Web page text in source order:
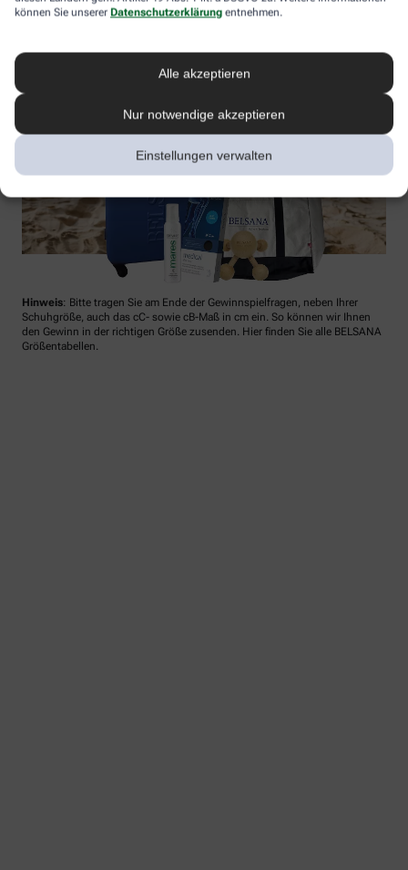
können Sie unserer Datenschutzerklärung entnehmen.
Alle akzeptieren
Nur notwendige akzeptieren
Einstellungen verwalten
Hinweis: Bitte tragen Sie am Ende der Gewinnspielfragen, neben Ihrer
Schuhgröße, auch das cC- sowie cB-Maß in cm ein. So können wir Ihnen
den Gewinn in der richtigen Größe zusenden. Hier finden Sie alle BELSANA
Größentabellen.